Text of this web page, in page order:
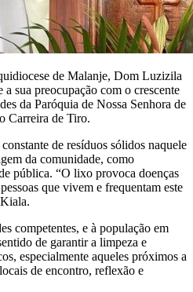
de Malanje, Dom Luzizila
sua preocupação com o crescente
da Paróquia de Nossa Senhora de
Carreira de Tiro.
de resíduos sólidos naquele
da comunidade, como
pública. “O lixo provoca doenças
que vivem e frequentam este
competentes, e à população em
de garantir a limpeza e
especialmente aqueles próximos a
de encontro, reflexão e